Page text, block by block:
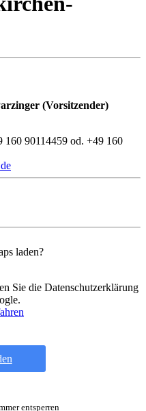
(Vorsitzender)
160 90114459 od. +49 160
Sie die Datenschutzerklärung
entsperren